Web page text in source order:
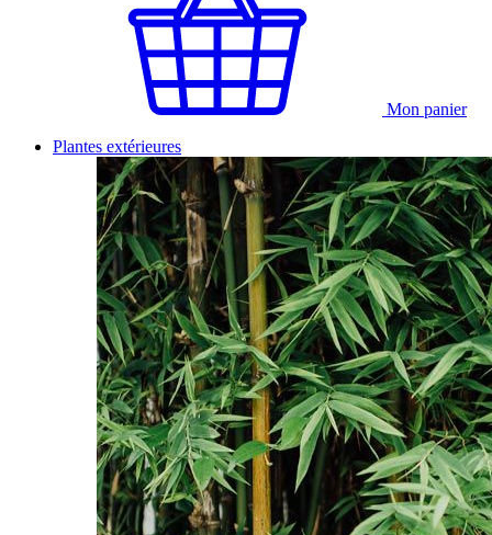
Mon panier
Plantes extérieures